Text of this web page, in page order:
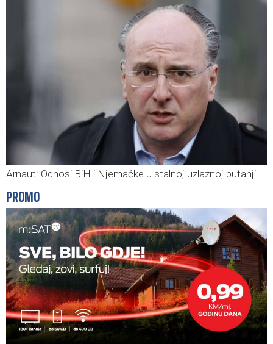
Arnaut: Odnosi BiH i Njemačke u stalnoj uzlaznoj putanji
PROMO